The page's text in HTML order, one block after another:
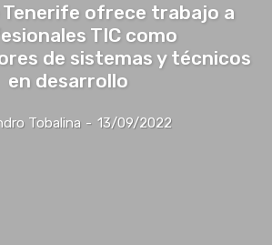
Tenerife ofrece trabajo a
TIC como
de sistemas y técnicos
en desarrollo
Tobalina - 13/09/2022